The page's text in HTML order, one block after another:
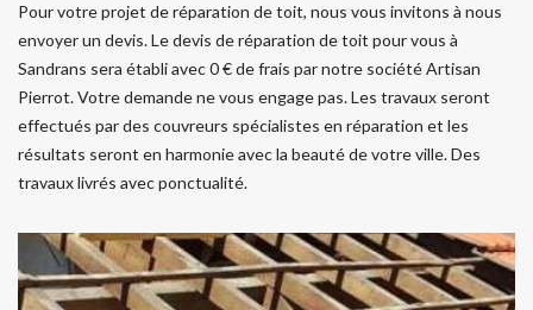
Pour votre projet de réparation de toit, nous vous invitons à nous
envoyer un devis. Le devis de réparation de toit pour vous à
Sandrans sera établi avec 0 € de frais par notre société Artisan
Pierrot. Votre demande ne vous engage pas. Les travaux seront
effectués par des couvreurs spécialistes en réparation et les
résultats seront en harmonie avec la beauté de votre ville. Des
travaux livrés avec ponctualité.